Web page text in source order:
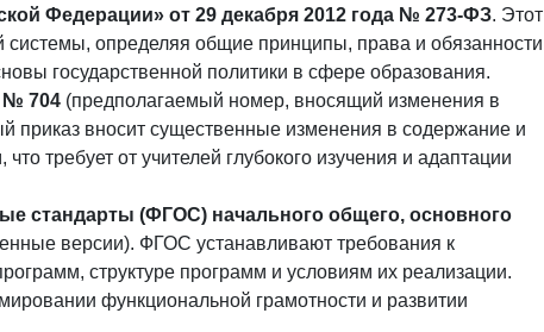
Федерации» от 29 декабря 2012 года № 273-ФЗ. Этот
системы, определяя общие принципы, права и обязанности
государственной политики в сфере образования.
№ 704 (предполагаемый номер, вносящий изменения в
вносит существенные изменения в содержание и
требует от учителей глубокого изучения и адаптации
стандарты (ФГОС) начального общего, основного
версии). ФГОС устанавливают требования к
структуре программ и условиям их реализации.
функциональной грамотности и развитии